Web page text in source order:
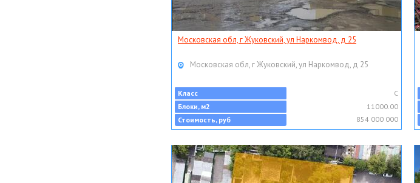
Московская обл, г Жуковский, ул Наркомвод, д 25
Московская обл, г Жуковский, ул Наркомвод, д 25
Класс
C
Блоки, м2
11000.00
Стоимость, руб
854 000 000